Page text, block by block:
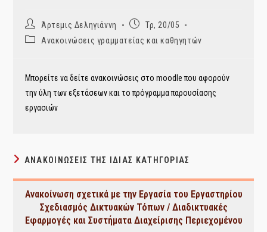
Post
author:
Άρτεμις Δεληγιάννη
PostΤρ, 20/05
PostΑνακοινώσεις γραμματείας και καθηγητών
Μπορείτε να δείτε ανακοινώσεις στο moodle που αφορούν
την ύλη των εξετάσεων και το πρόγραμμα παρουσίασης
εργασιών
ΑΝΑΚΟΙΝΏΣΕΙΣ ΤΗΣ ΊΔΙΑΣ ΚΑΤΗΓΟΡΊΑΣ
Ανακοίνωση σχετικά με την Εργασία του Εργαστηρίου
Σχεδιασμός Δικτυακών Τόπων / Διαδικτυακές
Εφαρμογές και Συστήματα Διαχείρισης Περιεχομένου